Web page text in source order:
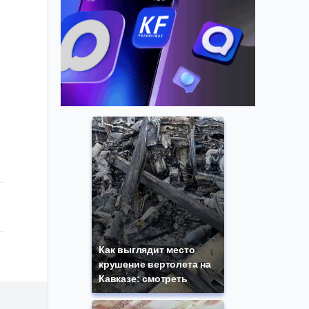
Как выглядит место
крушение вертолета на
Кавказе: смотреть